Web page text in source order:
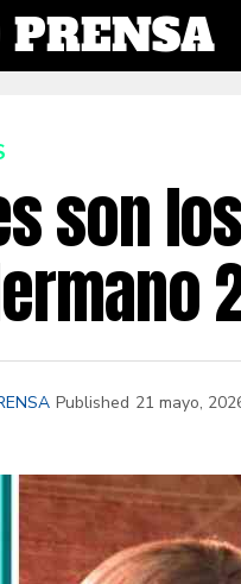
son
Published 21 mayo,